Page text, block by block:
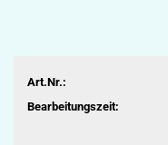
Art.Nr.:
Bearbeitungszeit: